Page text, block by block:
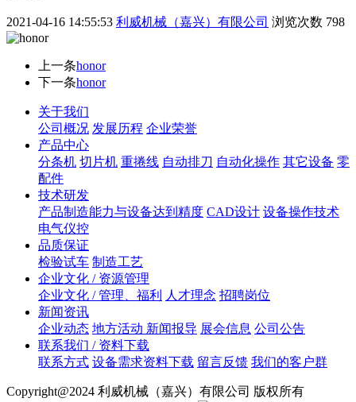
2021-04-16 14:55:53 利威机械（嘉兴）有限公司 浏览次数 798
上一条honor
下一条honor
关于我们
公司概况 发展历程 企业荣誉
产品中心
分条机 切片机 重捲线 自动排刀 自动化操作 其它设备 零
配件
技术研发
产品制造能力与设备达到精度 CAD设计 设备操作技术
电气仪控
品质保证
检验试车 制造工艺
企业文化 / 资源管理
企业文化 / 管理、福利
人才理念 招聘岗位
新闻资讯
企业动态 地方活动 新闻报导 展会信息 公司公告
联系我们 / 资料下载
联系方式 设备需求资料下载 留言反馈 我们的客户群
Copyright@2024 利威机械（嘉兴）有限公司 版权所有